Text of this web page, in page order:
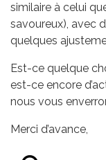
similaire à celui
savoureux), avec
quelques
Est-ce quelque
est-ce encore
nous vous
Merci d’avance,